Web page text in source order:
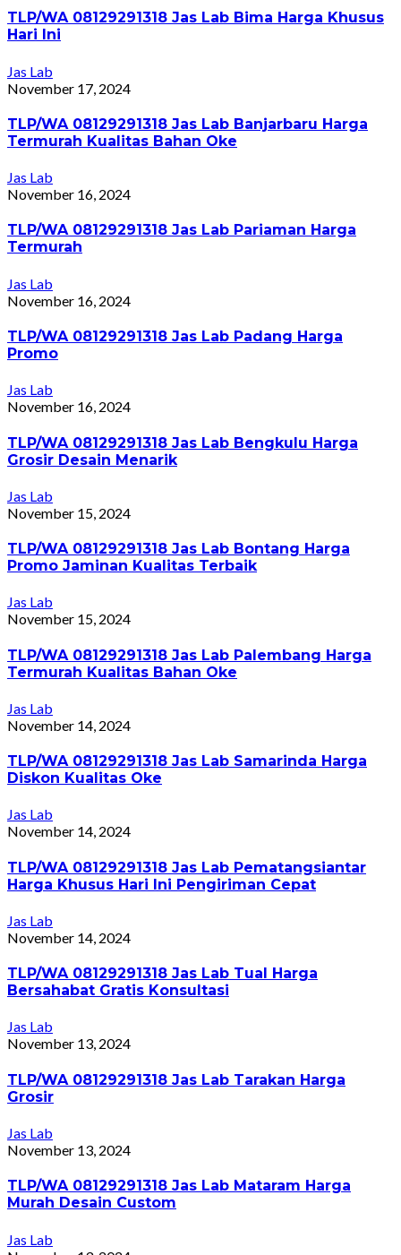
TLP/WA 08129291318 Jas Lab Bima Harga Khusus
Hari Ini
Jas Lab
November 17, 2024
TLP/WA 08129291318 Jas Lab Banjarbaru Harga
Termurah Kualitas Bahan Oke
Jas Lab
November 16, 2024
TLP/WA 08129291318 Jas Lab Pariaman Harga
Termurah
Jas Lab
November 16, 2024
TLP/WA 08129291318 Jas Lab Padang Harga
Promo
Jas Lab
November 16, 2024
TLP/WA 08129291318 Jas Lab Bengkulu Harga
Grosir Desain Menarik
Jas Lab
November 15, 2024
TLP/WA 08129291318 Jas Lab Bontang Harga
Promo Jaminan Kualitas Terbaik
Jas Lab
November 15, 2024
TLP/WA 08129291318 Jas Lab Palembang Harga
Termurah Kualitas Bahan Oke
Jas Lab
November 14, 2024
TLP/WA 08129291318 Jas Lab Samarinda Harga
Diskon Kualitas Oke
Jas Lab
November 14, 2024
TLP/WA 08129291318 Jas Lab Pematangsiantar
Harga Khusus Hari Ini Pengiriman Cepat
Jas Lab
November 14, 2024
TLP/WA 08129291318 Jas Lab Tual Harga
Bersahabat Gratis Konsultasi
Jas Lab
November 13, 2024
TLP/WA 08129291318 Jas Lab Tarakan Harga
Grosir
Jas Lab
November 13, 2024
TLP/WA 08129291318 Jas Lab Mataram Harga
Murah Desain Custom
Jas Lab